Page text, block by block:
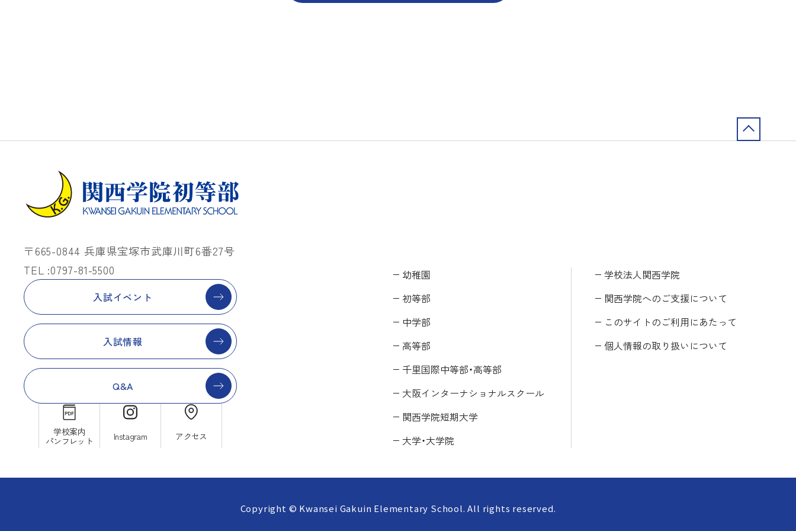
〒665-0844 兵庫県宝塚市武庫川町6番27号
TEL :0797-81-5500
入試イベント
入試情報
Q&A
学校案内
パンフレット
Instagram アクセス
幼稚園
初等部
中学部
高等部
千里国際中等部・高等部
大阪インターナショナルスクール
関西学院短期大学
大学・大学院
学校法人関西学院
関西学院へのご支援について
このサイトのご利用にあたって
個人情報の取り扱いについて
Copyright © Kwansei Gakuin Elementary School. All rights reserved.